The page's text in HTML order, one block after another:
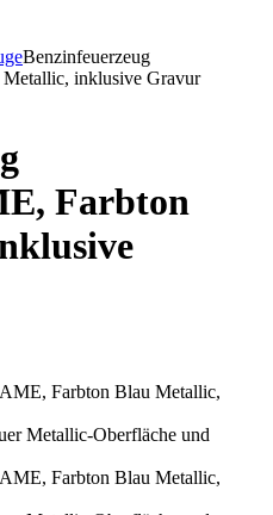
Benzinfeuerzeug
inklusive Gravur
Farbton